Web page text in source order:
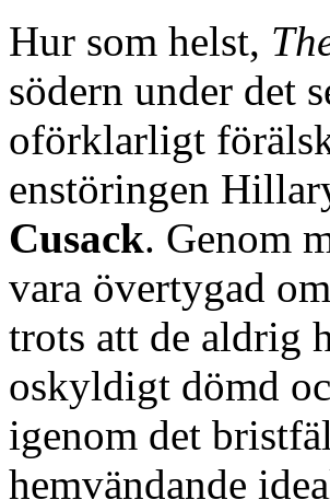
Hur som helst,
södern under det
oförklarligt
enstöringen
Cusack. Genom
vara övertygad
trots att de aldrig
oskyldigt dömd
igenom det
hemvändande